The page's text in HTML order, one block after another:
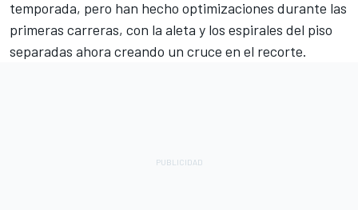
temporada, pero han hecho optimizaciones durante las
primeras carreras, con la aleta y los espirales del piso
separadas ahora creando un cruce en el recorte.